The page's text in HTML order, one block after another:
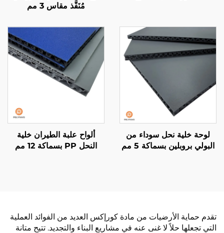
مُنَفَّذ مقاس 3 مم
لوحة خلية نحل سوداء من
البولي بروبلين بسماكة 5 مم
ألواح علبة الطيران خلية
النحل PP بسماكة 12 مم
تقدم حماية الأرضيات من مادة كورإكس العديد من الفوائد العملية
التي تجعلها حلاً لا غنى عنه في مشاريع البناء والتجديد. تتيح متانة